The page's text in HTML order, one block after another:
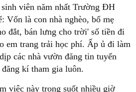
viên năm nhất Trường ĐH
Vốn là con nhà nghèo, bố mẹ
đắt, bán lưng cho trời' số tiền đi
em trang trải học phí. Ấp ủ đi làm
các nhà vườn đăng tin tuyển
kí tham gia luôn.
việc này trong suốt nhiều giờ